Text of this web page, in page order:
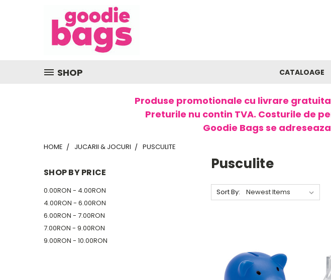
SHOP CATALOAGE
Produse promotionale cu livrare
Preturile nu contin TVA. Costurile de
Goodie Bags se
HOME JUCARII & JOCURI PUSCULITE
SHOP BY PRICE
0.00RON - 4.00RON
4.00RON - 6.00RON
6.00RON - 7.00RON
7.00RON - 9.00RON
9.00RON - 10.00RON
Pusculite
Sort By: